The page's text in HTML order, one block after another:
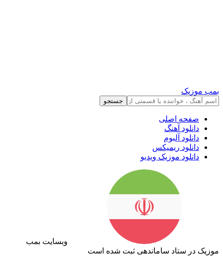
بمب موزیک
جستجو
صفحه اصلی
دانلود آهنگ
دانلود آلبوم
دانلود ریمیکس
دانلود موزیک ویدیو
وبسایت بمب
موزیک در ستاد ساماندهی ثبت شده است